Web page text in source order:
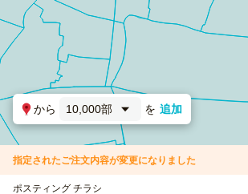
から 10,000部 を 追加
指定されたご注文内容が変更になりました
ポスティング チラシ